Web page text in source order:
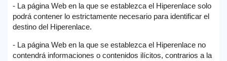
- La página Web en la que se establezca el Hiperenlace solo
podrá contener lo estrictamente necesario para identificar el
destino del Hiperenlace.
- La página Web en la que se establezca el Hiperenlace no
contendrá informaciones o contenidos ilícitos, contrarios a la